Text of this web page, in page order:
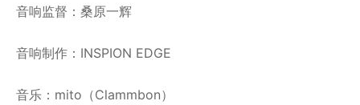
音响监督：桑原一辉
音响制作：INSPION EDGE
音乐：mito（Clammbon）